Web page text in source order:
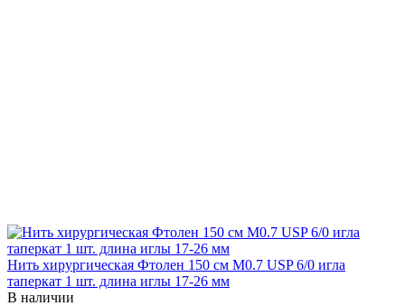
Нить хирургическая Фтолен 150 см М0.7 USP 6/0 игла
таперкат 1 шт. длина иглы 17-26 мм
В наличии